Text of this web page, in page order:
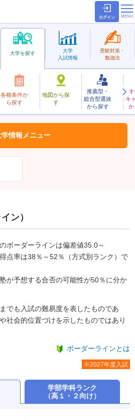
ログイン
大学を探す
各種条件か
ら探す
地図から探
す
推薦型・
総合型選抜
から探す
キ
か
大学
入試情報
受験対策・
勉強法
祉大学 お気に入り
学情報 メニュー
ン）
ボーダーラインは偏差値35.0～
点率は38％～52％（方式別ランク）で
が予想する合否の可能性が50％に分か
でも入試の難易度を表したものであ
社会的位置づけを示したものではあり
ボーダーラインとは
※2027年度入試
学部学科ランク
（高１・２向け）